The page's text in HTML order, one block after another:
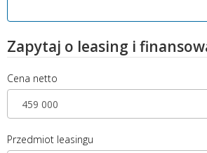
Zapytaj o leasing i
Cena netto
Przedmiot leasingu